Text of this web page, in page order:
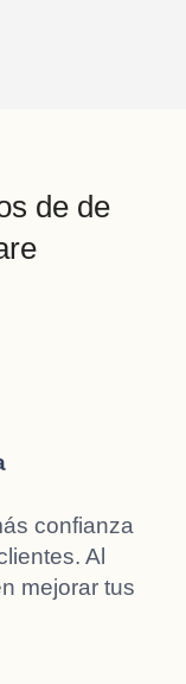
de de
confianza
Al
mejorar tus